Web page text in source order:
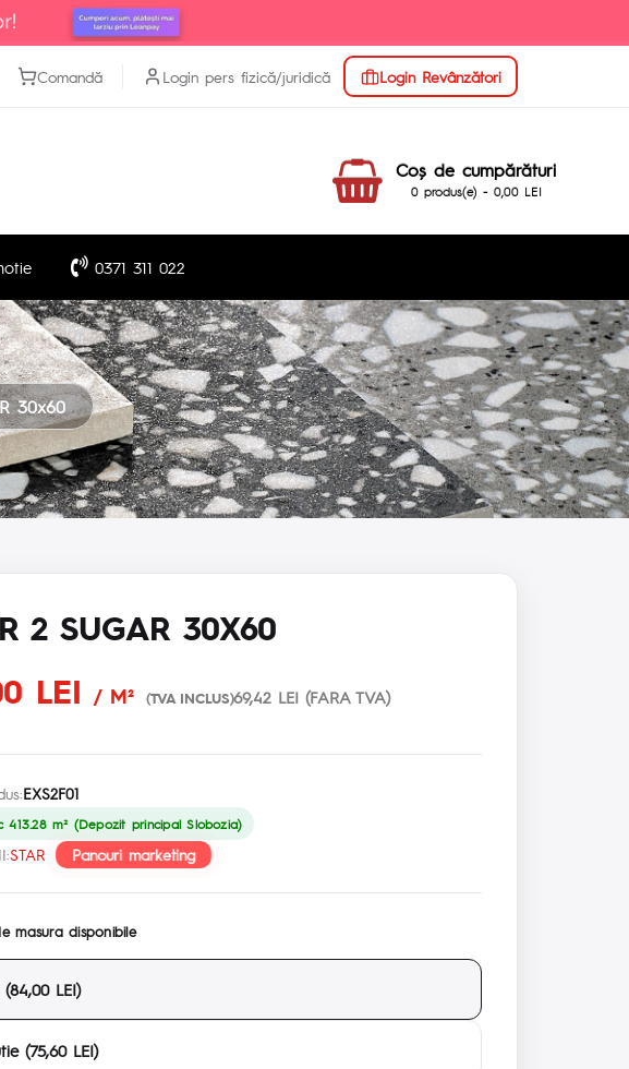
Login Revânzători
Login pers fizică/juridică
Comandă
Coş de cumpărături
0 produs(e) - 0,00 LEI
0371 311 022
30x60
2 SUGAR 30X60
LEI
/ M² (TVA INCLUS)69,42 LEI (FARA TVA)
EXS2F01
413.28 m² (Depozit principal Slobozia)
STAR Panouri marketing
masura disponibile
(84,00 LEI)
(75,60 LEI)